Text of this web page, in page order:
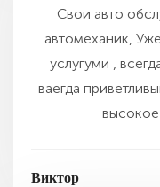
Свои авто
автомеханик,
услугуми ,
ваегда
Виктор